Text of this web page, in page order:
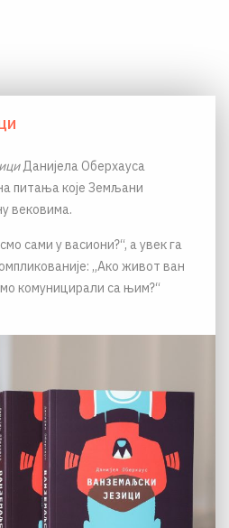
Данијела Оберхауса
питања које Земљани
вековима.
сами у васиони?“, а увек га
„Ако живот ван
комуницирали са њим?“